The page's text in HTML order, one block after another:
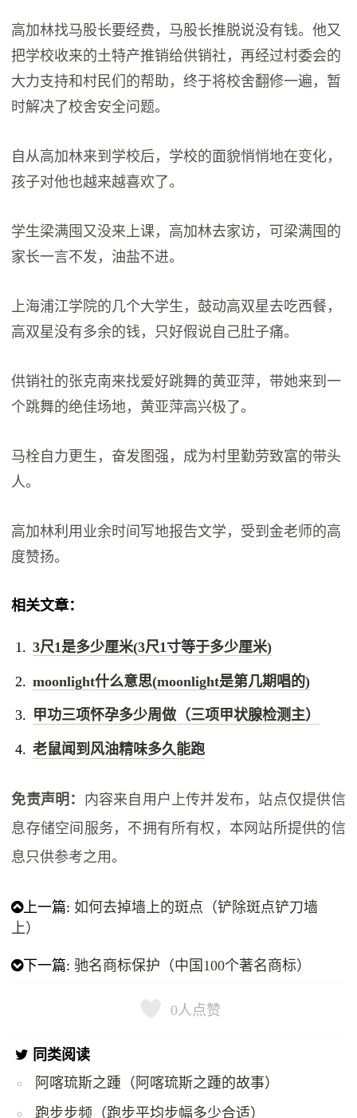
高加林找马股长要经费，马股长推脱说没有钱。他又
把学校收来的土特产推销给供销社，再经过村委会的
大力支持和村民们的帮助，终于将校舍翻修一遍，暂
时解决了校舍安全问题。
自从高加林来到学校后，学校的面貌悄悄地在变化，
孩子对他也越来越喜欢了。
学生梁满囤又没来上课，高加林去家访，可梁满囤的
家长一言不发，油盐不进。
上海浦江学院的几个大学生，鼓动高双星去吃西餐，
高双星没有多余的钱，只好假说自己肚子痛。
供销社的张克南来找爱好跳舞的黄亚萍，带她来到一
个跳舞的绝佳场地，黄亚萍高兴极了。
马栓自力更生，奋发图强，成为村里勤劳致富的带头
人。
高加林利用业余时间写地报告文学，受到金老师的高
度赞扬。
相关文章：
3尺1是多少厘米(3尺1寸等于多少厘米)
moonlight什么意思(moonlight是第几期唱的)
甲功三项怀孕多少周做（三项甲状腺检测主）
老鼠闻到风油精味多久能跑
免责声明： 内容来自用户上传并发布，站点仅提供信
息存储空间服务，不拥有所有权，本网站所提供的信
息只供参考之用。
上一篇:如何去掉墙上的斑点（铲除斑点铲刀墙
上）
下一篇:驰名商标保护（中国100个著名商标）
0人点赞
同类阅读
阿喀琉斯之踵（阿喀琉斯之踵的故事）
跑步步频（跑步平均步幅多少合适）